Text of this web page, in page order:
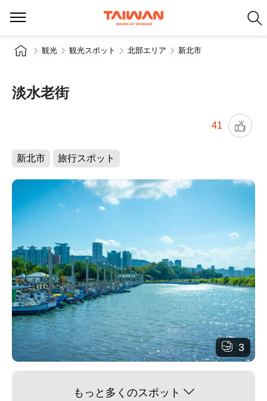
観光 観光スポット 北部エリア 新北市
淡水老街
41
新北市 旅行スポット
3
もっと多くのスポット